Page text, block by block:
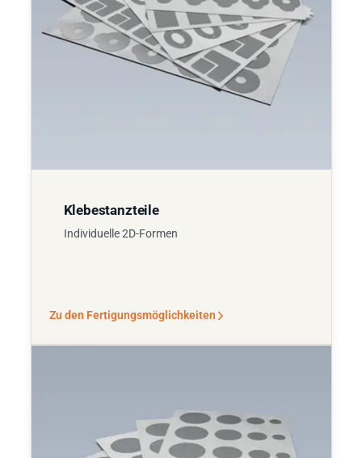
Klebestanzteile
Individuelle 2D-Formen
Zu den Fertigungsmöglichkeiten